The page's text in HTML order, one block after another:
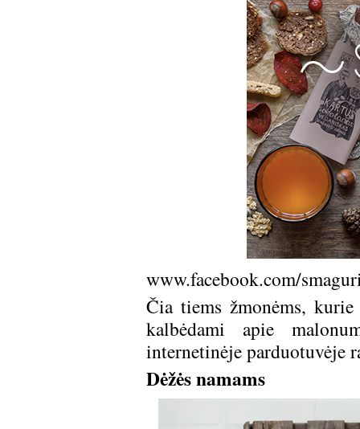
www.facebook.com/
Čia tiems žmonėms,
kalbėdami apie
internetinėje parduotuvėje
Dėžės namams